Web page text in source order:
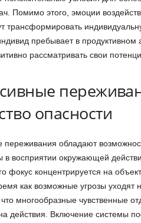
Помимо этого, эмоции
трансформировать
пребывает в
рассматривать свои
опасности
обладают
в восприятии окружающей
фокус концентрируется на
как возможные угрозы уходят
многообразные чувственные
действия. Включение системы